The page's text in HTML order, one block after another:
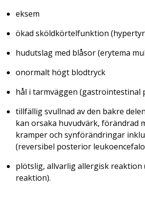
eksem
ökad sköldkörtelfunktion (
hudutslag med blåsor(erytema
onormalt högt blodtryck
hål i tarmväggen (gastrointestinal
tillfällig svullnad av den bakre
kan orsaka huvudvärk, förändrad
kramper och synförändringar
(reversibel posterior
plötslig, allvarlig allergisk reaktion
reaktion).